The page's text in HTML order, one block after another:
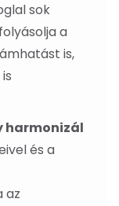
sok
a
is,
harmonizál
és a
az